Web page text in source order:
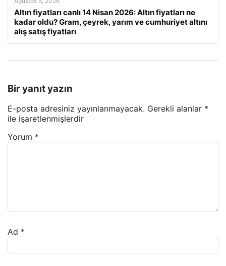
Altın fiyatları canlı 14 Nisan 2026: Altın fiyatları ne
kadar oldu? Gram, çeyrek, yarım ve cumhuriyet altını
alış satış fiyatları
Bir yanıt yazın
E-posta adresiniz yayınlanmayacak. Gerekli alanlar *
ile işaretlenmişlerdir
Yorum *
Ad *